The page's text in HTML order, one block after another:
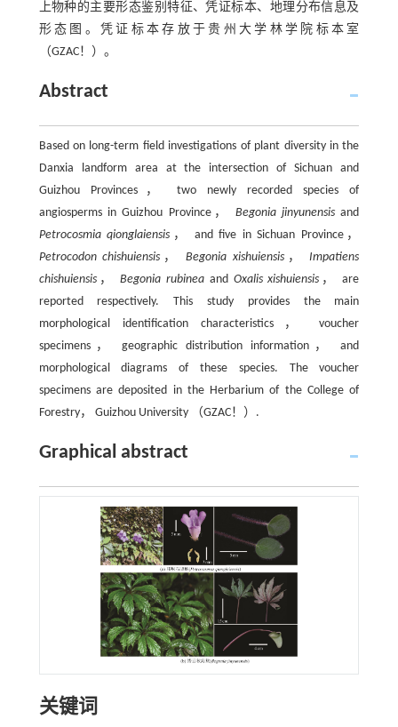
上物种的主要形态鉴别特征、凭证标本、地理分布信息及
形态图。凭证标本存放于贵州大学林学院标本室
（GZAC！）。
Abstract
Based on long-term field investigations of plant diversity in the
Danxia landform area at the intersection of Sichuan and
Guizhou Provinces， two newly recorded species of
angiosperms in Guizhou Province， Begonia jinyunensis and
Petrocosmia qionglaiensis ， and five in Sichuan Province，
Petrocodon chishuiensis ，Begonia xishuiensis，Impatiens
chishuiensis， Begonia rubineaand Oxalis xishuiensis ， are
reported respectively. This study provides the main
morphological identification characteristics， voucher
specimens， geographic distribution information， and
morphological diagrams of these species. The voucher
specimens are deposited in the Herbarium of the College of
Forestry， Guizhou University （GZAC！）.
Graphical abstract
关键词